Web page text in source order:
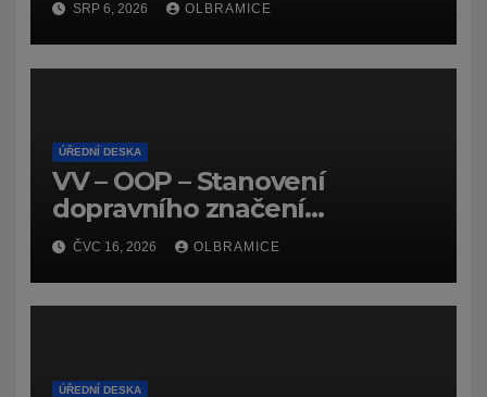
SRP 6, 2026 OLBRAMICE
ÚŘEDNÍ DESKA
VV – OOP – Stanovení
dopravního značení
(dočasného) č.
7159/26/Olbramice
ČVC 16, 2026 OLBRAMICE
ÚŘEDNÍ DESKA